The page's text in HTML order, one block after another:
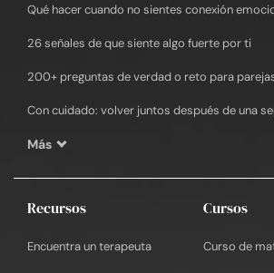
Qué hacer cuando no sientes conexión
26 señales de que siente algo fuerte por ti
200+ preguntas de verdad o reto para
Con cuidado: volver juntos después de una
Más
Recursos
Encuentra un terapeuta
Cursos
Curso de